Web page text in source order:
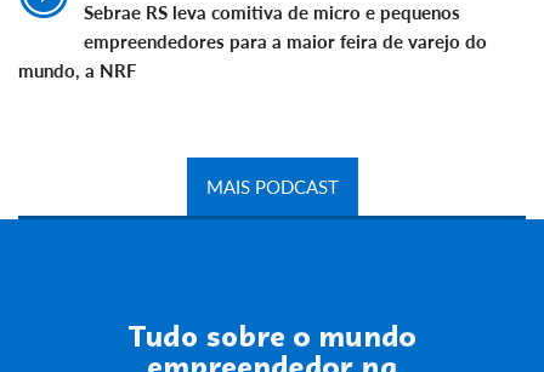
Sebrae RS leva comitiva de micro e pequenos
empreendedores para a maior feira de varejo do
mundo, a NRF
MAIS PODCAST